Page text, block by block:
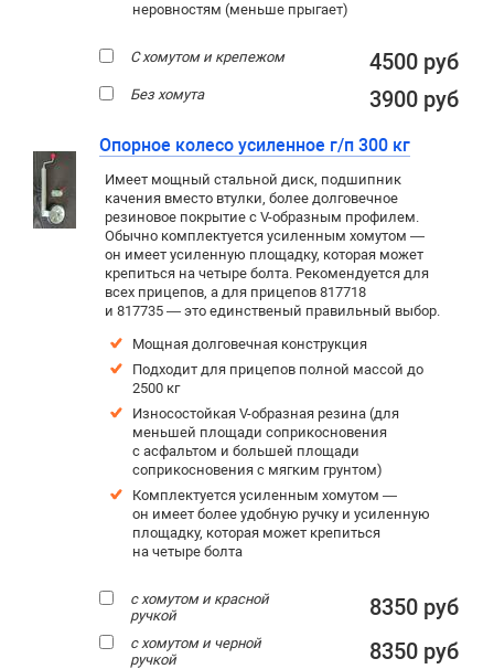
неровностям (меньше прыгает)
С хомутом и крепежом 4500 руб
Без хомута 3900 руб
Опорное колесо усиленное г/п 300 кг
Имеет мощный стальной диск, подшипник
качения вместо втулки, более долговечное
резиновое покрытие c V-образным профилем.
Обычно комплектуется усиленным хомутом —
он имеет усиленную площадку, которая может
крепиться на четыре болта. Рекомендуется для
всех прицепов, а для прицепов 817718
и 817735 — это единственый правильный выбор.
Мощная долговечная конструкция
Подходит для прицепов полной массой до
2500 кг
Износостойкая V-образная резина (для
меньшей площади соприкосновения
с асфальтом и большей площади
соприкосновения с мягким грунтом)
Комплектуется усиленным хомутом —
он имеет более удобную ручку и усиленную
площадку, которая может крепиться
на четыре болта
с хомутом и красной
ручкой
8350 руб
с хомутом и черной
ручкой
8350 руб